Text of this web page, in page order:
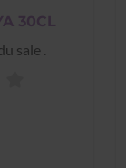
30CL
sale .